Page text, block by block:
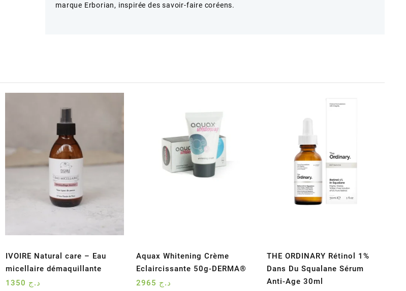
marque Erborian, inspirée des savoir-faire coréens.
IVOIRE Natural care – Eau
micellaire démaquillante
د.ج
Aquax Whitening Crème
Eclaircissante 50g-DERMA®
د.ج
THE ORDINARY Rétinol 1%
Dans Du Squalane Sérum
Anti-Age 30ml